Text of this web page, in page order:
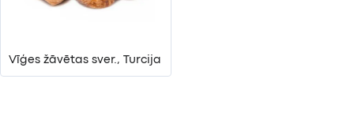
Vīģes žāvētas sver., Turcija